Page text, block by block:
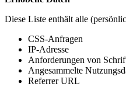
Diese Liste enthält alle
CSS-Anfragen
IP-Adresse
Anforderungen von
Angesammelte
Referrer URL